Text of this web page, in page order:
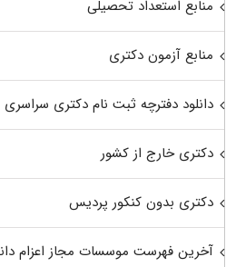
منابع استعداد تحصیلی
منابع آزمون دکتری
دانلود دفترچه ثبت نام دکتری سراسری
دکتری خارج از کشور
دکتری بدون کنکور پردیس
آخرین فهرست موسسات مجاز اعزام